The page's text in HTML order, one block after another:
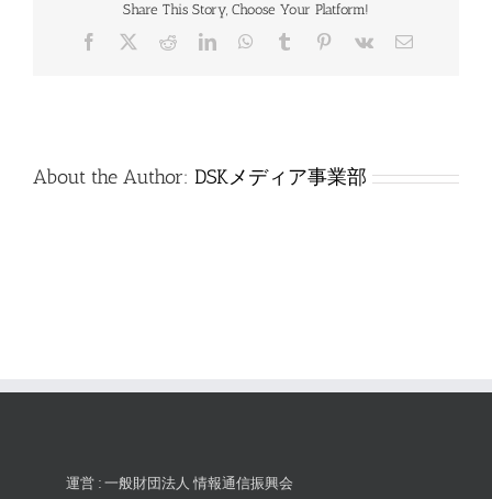
月
期）
は
Share This Story, Choose Your Platform!
Facebook RedditLinkedInWhatsApp
Tumblr Pinterest
Vk
電
About the Author: DSKメディア事業部
運営 : 一般財団法人 情報通信振興会